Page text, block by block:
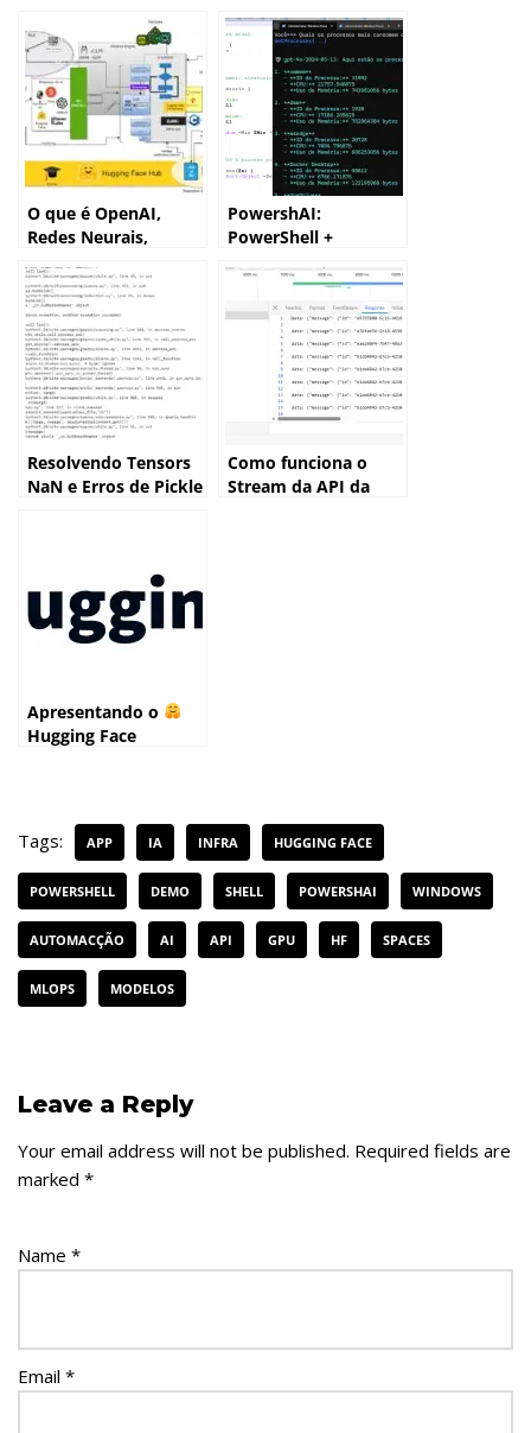
O que é OpenAI,
Redes Neurais,
outros conceitos da
IA?
PowershAI:
PowerShell +
Resolvendo Tensors
NaN e Erros de Pickle
Como funciona o
Stream da API da
Apresentando o
Hugging Face
Tags: APP IA INFRA HUGGING FACE
POWERSHELL DEMO SHELL POWERSHAI WINDOWS
AUTOMACÇÃO AI API GPU HF SPACES
MLOPS MODELOS
Leave a Reply
Your email address will not be published. Required fields are
marked *
Name *
Email *